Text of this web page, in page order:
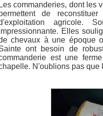
Les commanderies, dont les
de
agricole.
Elles
chevaux à une époque
ont besoin de
est une
N'oublions pas que